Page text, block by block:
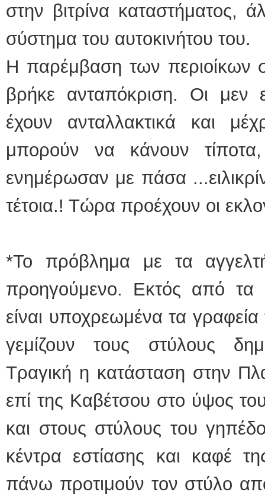
στην βιτρίνα καταστήματος,
σύστημα του αυτοκινήτου του.
Η παρέμβαση των περιοίκων
βρήκε ανταπόκριση. Οι μεν
έχουν ανταλλακτικά και
μπορούν να κάνουν
ενημέρωσαν με πάσα
τέτοια.! Τώρα προέχουν οι
*Το πρόβλημα με τα
προηγούμενο. Εκτός από τα
είναι υποχρεωμένα τα
γεμίζουν τους στύλους
Τραγική η κατάσταση στην
επί της Καβέτσου στο ύψος
και στους στύλους του
κέντρα εστίασης και καφέ
πάνω προτιμούν τον στύλο